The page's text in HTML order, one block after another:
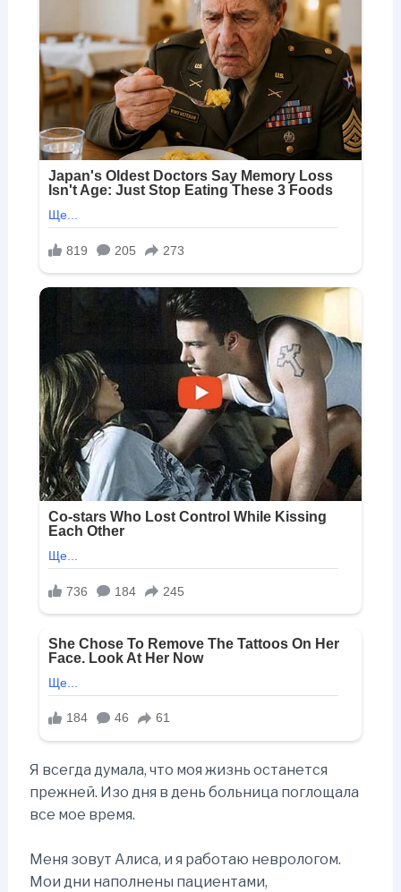
Я всегда думала, что моя жизнь останется
прежней. Изо дня в день больница поглощала
все мое время.
Меня зовут Алиса, и я работаю неврологом.
Мои дни наполнены пациентами,